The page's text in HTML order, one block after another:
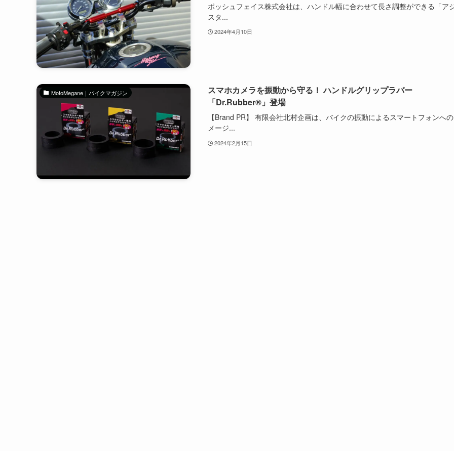
ポッシュフェイス株式会社は、ハンドル幅に合わせて長さ調整ができる「ア
スタ...
2024年4月10日
MotoMegane｜バイクマガジン
スマホカメラを振動から守る！ ハンドルグリップラバー
「Dr.Rubber®」登場
【Brand PR】 有限会社北村企画は、バイクの振動によるスマートフォンへ
メージ...
2024年2月15日